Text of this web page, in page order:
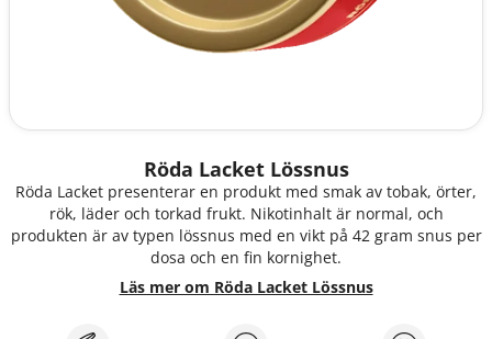
Röda Lacket Lössnus
Röda Lacket presenterar en produkt med smak av tobak, örter,
rök, läder och torkad frukt. Nikotinhalt är normal, och
produkten är av typen lössnus med en vikt på 42 gram snus per
dosa och en fin kornighet.
Läs mer om Röda Lacket Lössnus